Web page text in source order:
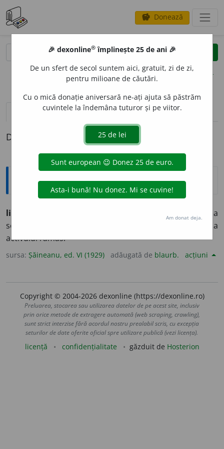
savings Donează
clear
opțiuni
definiții (1) pronunțievolume_up (3)
Definiția cu ID-ul 801762:
Explicative DEX
lichidare
regularea
socotelilor unei societăți și împărțeala între asociați a
activului rămas.
sursa: Șăineanu, ed. VI (1929) adăugată de blaurb. acțiuni
Copyright © 2004-2026 dexonline (https://dexonline.ro)
Preluarea, stocarea sau utilizarea datelor de pe acest site, inclusiv
prin orice metode de extragere automată (web scraping, crawling),
sunt strict interzise fără acordul nostru prealabil scris, cu excepția
seturilor de date oferite oficial spre utilizare publică (vezi licența).
licență confidențialitate găzduit de Hosterion
🎉 dexonline® împlinește 25 de ani 🎉
De un sfert de secol suntem aici, gratuit, zi de zi,
pentru milioane de căutări.
Cu o mică donație aniversară ne-ați ajuta să păstrăm
cuvintele la îndemâna tuturor și pe viitor.
Am donat deja.